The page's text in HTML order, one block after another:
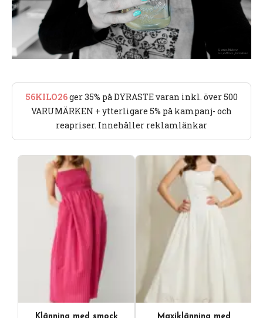
56KILO26ger 35% på DYRASTE varan inkl. över 500
VARUMÄRKEN + ytterligare 5% på kampanj- och
reapriser. Innehåller reklamlänkar